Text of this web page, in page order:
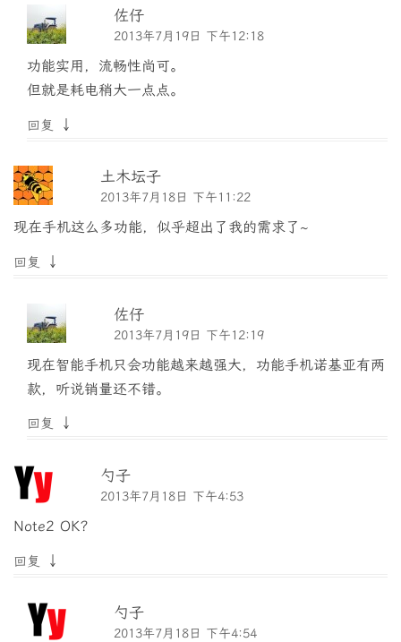
佐仔
2013年7月19日 下午12:18
功能实用，流畅性尚可。
但就是耗电稍大一点点。
回复 ↓
土木坛子
2013年7月18日 下午11:22
现在手机这么多功能，似乎超出了我的需求了~
回复 ↓
佐仔
2013年7月19日 下午12:19
现在智能手机只会功能越来越强大，功能手机诺基亚有两
款，听说销量还不错。
回复 ↓
勺子
2013年7月18日 下午4:53
Note2 OK?
回复 ↓
勺子
2013年7月18日 下午4:54